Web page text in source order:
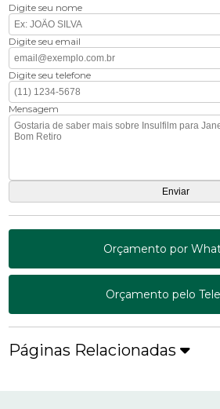
Digite seu nome
Digite seu email
Digite seu telefone
Mensagem
Orçamento por
Orçamento pelo
Páginas Relacionadas